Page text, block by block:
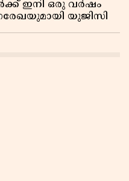
ഇനി ഒരു വർഷം
യുജിസി